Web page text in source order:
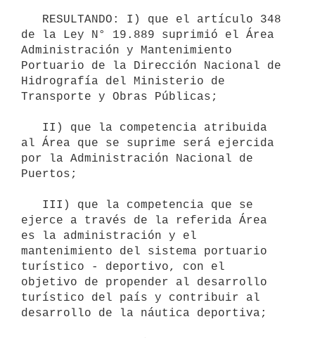
de la Ley N° 19.889 suprimió el Área
Administración y Mantenimiento
Portuario de la Dirección Nacional de
Hidrografía del Ministerio de
Transporte y Obras Públicas;
al Área que se suprime será ejercida
por la Administración Nacional de
Puertos;
ejerce a través de la referida Área
es la administración y el
mantenimiento del sistema portuario
turístico - deportivo, con el
objetivo de propender al desarrollo
turístico del país y contribuir al
desarrollo de la náutica deportiva;